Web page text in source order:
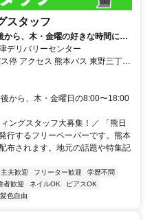
スタッフ
ら、木・金曜の好きな時間に働
クも歓迎
デリバリーセンター
三丁目
から、木・金曜日の8:00〜18:00
ングスタッフ大募集！／ 「熊日
行するフリーペーパーです。熊本
布されます。地元の話題や特集記
夫歓迎 フリーター歓迎
学歴不問
者歓迎 ネイルOK
ピアスOK
色自由